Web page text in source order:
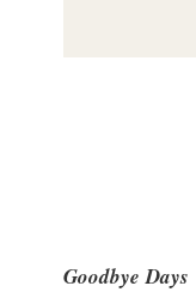
Goodbye Days